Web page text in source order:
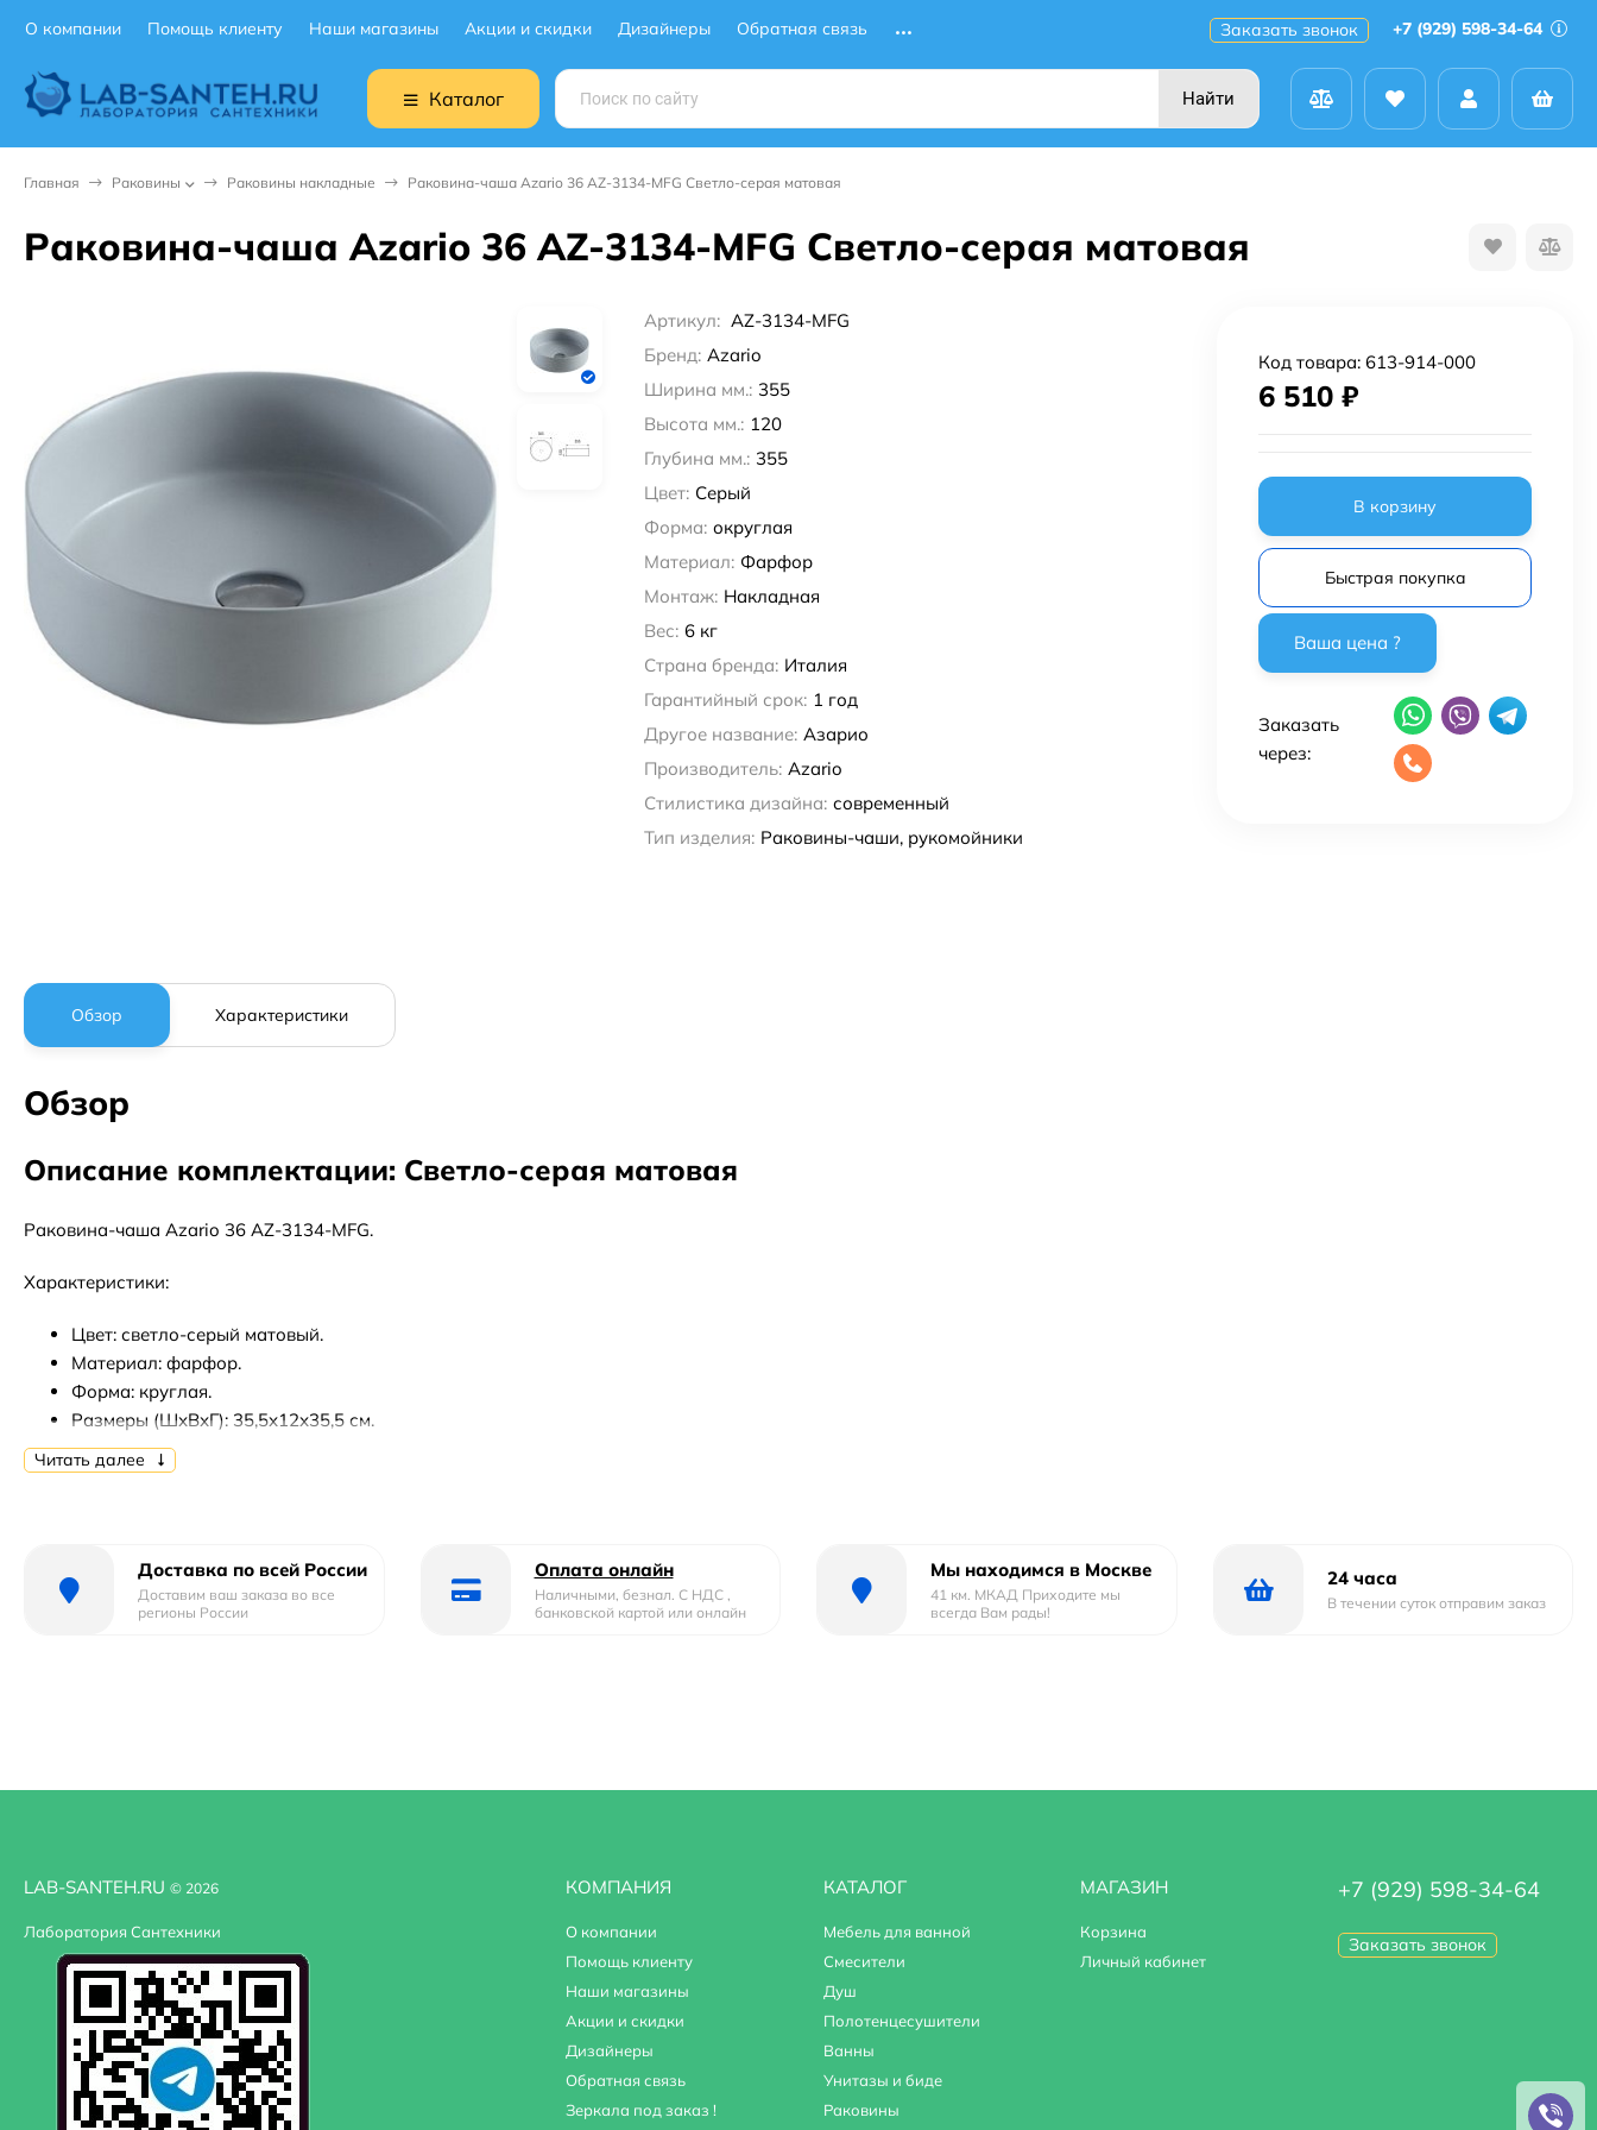
О компании Помощь клиенту Наши магазины Акции и скидки Дизайнеры Обратная связь Заказать звонок +7 (929) 598-34-64
Каталог Найти
Главная Раковины Раковины накладные Раковина-чаша Azario 36 AZ-3134-MFG Светло-серая матовая
Раковина-чаша Azario 36 AZ-3134-MFG Светло-серая матовая
Артикул: AZ-3134-MFG
Бренд: Azario
Ширина мм.: 355
Высота мм.: 120
Глубина мм.: 355
Цвет: Серый
Форма: округлая
Материал: Фарфор
Монтаж: Накладная
Вес: 6 кг
Страна бренда: Италия
Гарантийный срок: 1 год
Другое название: Азарио
Производитель: Azario
Стилистика дизайна: современный
Тип изделия: Раковины-чаши, рукомойники
Код товара: 613-914-000
6 510 ₽
В корзину
Быстрая покупка
Заказать
через:
Обзор Характеристики
Обзор
Описание комплектации: Светло-серая матовая
Раковина-чаша Azario 36 AZ-3134-MFG.
Характеристики:
Цвет: светло-серый матовый.
Материал: фарфор.
Форма: круглая.
Размеры (ШхВхГ): 35,5х12х35,5 см.
Монтаж: на тумбу, на столешницу.
Читать далее
Доставка по всей России
Доставим ваш заказа во все
регионы России
Оплата онлайн
Наличными, безнал. С НДС ,
банковской картой или онлайн
Мы находимся в Москве
41 км. МКАД Приходите мы
всегда Вам рады!
24 часа
В течении суток отправим заказ
LAB-SANTEH.RU © 2026
Лаборатория Сантехники
КОМПАНИЯ
О компании
Помощь клиенту
Наши магазины
Акции и скидки
Дизайнеры
Обратная связь
Зеркала под заказ !
КАТАЛОГ
Мебель для ванной
Смесители
Душ
Полотенцесушители
Ванны
Унитазы и биде
Раковины
МАГАЗИН
Корзина
Личный кабинет
+7 (929) 598-34-64
Заказать звонок